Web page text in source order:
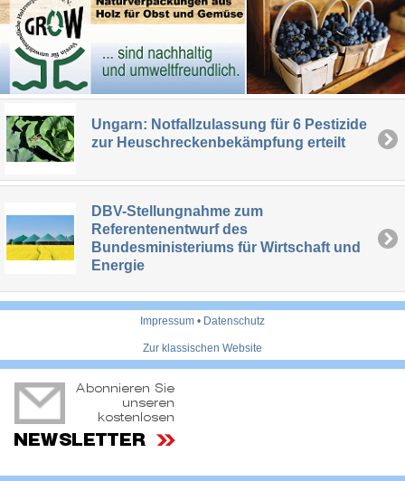
Ungarn: Notfallzulassung für 6 Pestizide
zur Heuschreckenbekämpfung erteilt
DBV-Stellungnahme zum
Referentenentwurf des
Bundesministeriums für Wirtschaft und
Energie
Impressum • Datenschutz
Zur klassischen Website